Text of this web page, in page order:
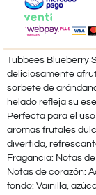
Tubbees Blueberry
deliciosamente
sorbete de
helado refleja su
Perfecta para el
aromas frutales
divertida,
Fragancia: Notas
Notas de corazón:
fondo: Vainilla,